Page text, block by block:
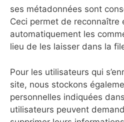
ses métadonnées sont
Ceci permet de reconnaître
automatiquement les
lieu de les laisser dans la
Pour les utilisateurs qui
site, nous stockons
personnelles indiquées
utilisateurs peuvent